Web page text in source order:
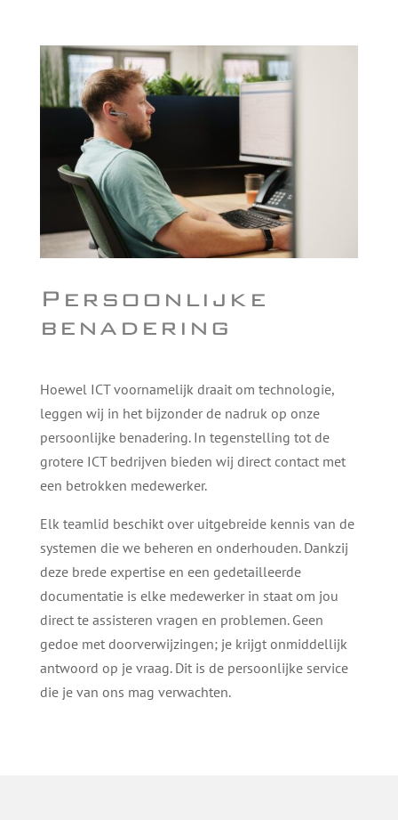
Persoonlijke
benadering
Hoewel ICT voornamelijk draait om technologie,
leggen wij in het bijzonder de nadruk op onze
persoonlijke benadering. In tegenstelling tot de
grotere ICT bedrijven bieden wij direct contact met
een betrokken medewerker.
Elk teamlid beschikt over uitgebreide kennis van de
systemen die we beheren en onderhouden. Dankzij
deze brede expertise en een gedetailleerde
documentatie is elke medewerker in staat om jou
direct te assisteren vragen en problemen. Geen
gedoe met doorverwijzingen; je krijgt onmiddellijk
antwoord op je vraag. Dit is de persoonlijke service
die je van ons mag verwachten.